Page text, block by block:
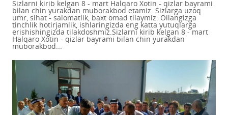
Sizlarni kirib kelgan 8 - mart Halqaro Xotin - qizlar bayrami
bilan chin yurakdan muborakbod etamiz. Sizlarga uzoq
umr, sihat - salomatlik, baxt omad tilaymiz. Oilangizga
tinchlik hotirjamlik, ishlaringizda eng katta yutuqlarga
erishishingizda tilakdoshmiz.Sizlarni kirib kelgan 8 - mart
Halqaro Xotin - qizlar bayrami bilan chin yurakdan
muborakbod...